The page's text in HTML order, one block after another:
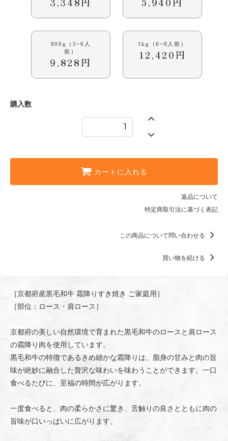
12,420円
800g（5~6人
前）
9,828円
1kg（6~8人前）
12,420円
購入数
カートに入れる
返品について
特定商取引法に基づく表記
この商品について問い合わせる
買い物を続ける
［京都府産黒毛和牛 霜降りすき焼き ご家庭用］
［部位：ロース・肩ロース］
京都府の美しい自然環境で育まれた黒毛和牛のロースと肩ロース
の霜降り肉を使用しています。
黒毛和牛の特徴であるきめ細かな霜降りは、脂身の甘みと肉の旨
味が絶妙に融合した贅沢な味わいを味わうことができます。一口
食べるたびに、至福の時間が広がります。
一度食べると、肉の柔らかさに驚き、舌触りの良さとともに肉の
旨味が口いっぱいに広がります。